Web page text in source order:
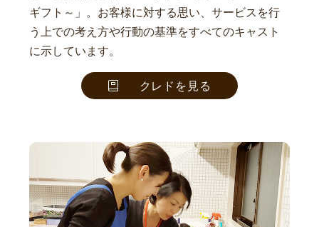
ギフト～」。お客様に対する思い、サービスを行
う上での考え方や行動の基準をすべてのキャスト
に示しています。
クレドを見る